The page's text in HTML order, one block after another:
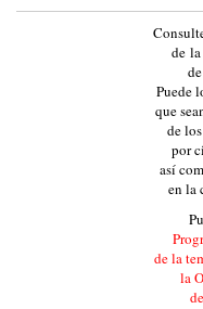
N
de
Puede
que
de
por
así
en la
de la
la